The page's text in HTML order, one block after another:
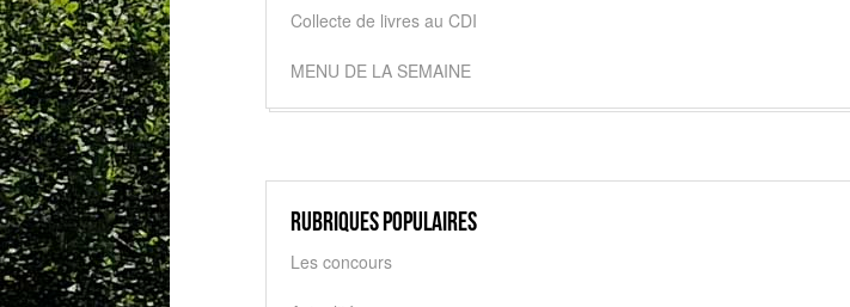
Collecte de livres au CDI
MENU DE LA SEMAINE
Rubriques populaires
Les concours